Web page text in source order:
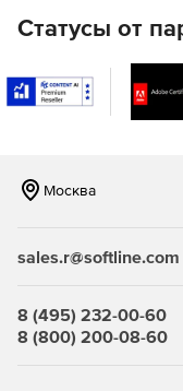
Статусы от
Москва
sales.r@softline.com
8 (495) 232-00-60
8 (800) 200-08-60